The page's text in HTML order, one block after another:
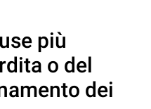
più
o del
dei